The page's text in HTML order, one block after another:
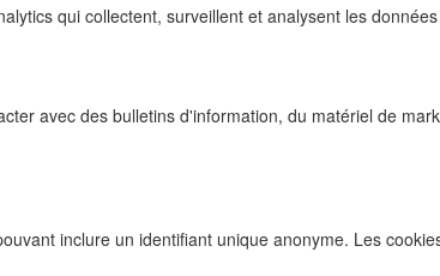
qui collectent, surveillent et analysent les
avec des bulletins d'information, du matériel de
inclure un identifiant unique anonyme. Les